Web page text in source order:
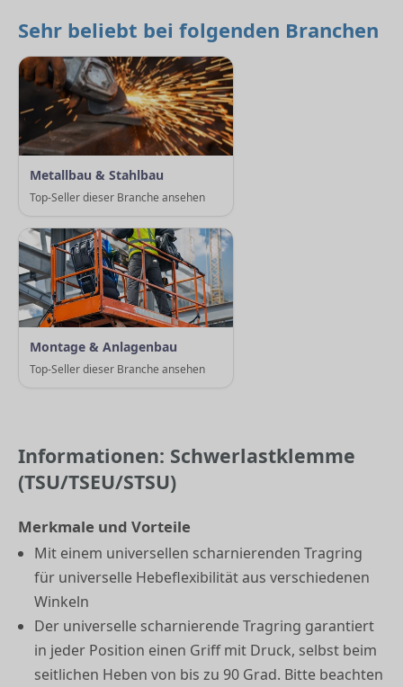
Sehr beliebt bei folgenden Branchen
Metallbau & Stahlbau
Top-Seller dieser Branche ansehen
Montage & Anlagenbau
Top-Seller dieser Branche ansehen
Informationen: Schwerlastklemme
(TSU/TSEU/STSU)
Merkmale und Vorteile
Mit einem universellen scharnierenden Tragring
für universelle Hebeflexibilität aus verschiedenen
Winkeln
Der universelle scharnierende Tragring garantiert
in jeder Position einen Griff mit Druck, selbst beim
seitlichen Heben von bis zu 90 Grad. Bitte beachten